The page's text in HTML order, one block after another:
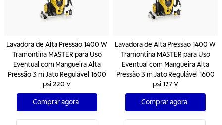
Lavadora de Alta Pressão 1400 W
Tramontina MASTER para Uso
Eventual com Mangueira Alta
Pressão 3 m Jato Regulável 1600
psi 220 V
Comprar agora
Lavadora de Alta Pressão 1400 W
Tramontina MASTER para Uso
Eventual com Mangueira Alta
Pressão 3 m Jato Regulável 1600
psi 127 V
Comprar agora